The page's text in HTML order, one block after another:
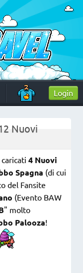
Login
Nuovi
4 Nuovi
Spagna (di cui
del Fansite
(Evento BAW
" molto
Palooza!